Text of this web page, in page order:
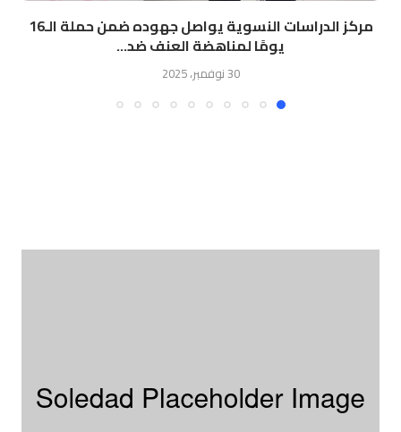
مركز الدراسات النسوية يواصل جهوده ضمن حملة الـ16
يومًا لمناهضة العنف ضد...
30 نوفمبر، 2025